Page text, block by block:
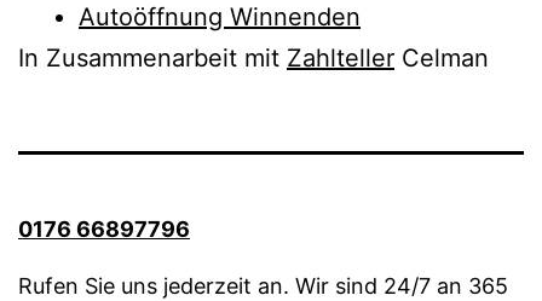
Autoöffnung Winnenden
In Zusammenarbeit mit Zahlteller Celman
0176 66897796
Rufen Sie uns jederzeit an. Wir sind 24/7 an 365